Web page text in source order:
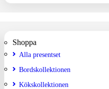
Shoppa
Alla presentset
Bordskollektionen
Kökskollektionen